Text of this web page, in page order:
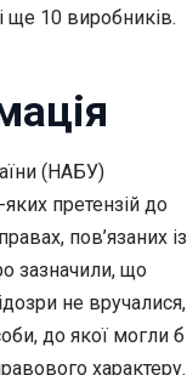
ще 10 виробників.
(НАБУ)
претензій до
пов’язаних із
зазначили, що
не вручалися,
до якої могли б
характеру.